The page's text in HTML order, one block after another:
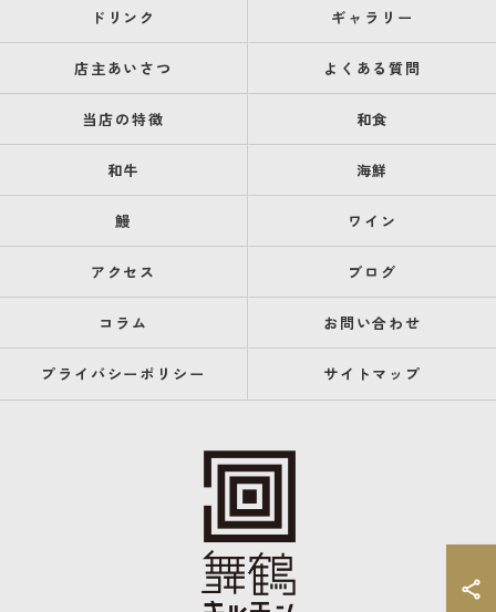
ドリンク ギャラリー
店主あいさつ よくある質問
当店の特徴 和食
和牛 海鮮
鰻 ワイン
アクセス ブログ
コラム お問い合わせ
プライバシーポリシー サイトマップ